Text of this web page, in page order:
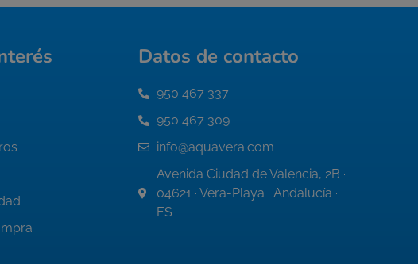
Datos de contacto
950 467 337
950 467 309
info@aquavera.com
Avenida Ciudad de Valencia, 2B ·
04621 · Vera-Playa · Andalucía ·
ES